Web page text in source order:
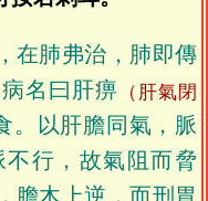
在肺弗治，肺即傳
名曰肝痹 （肝氣閉
。以肝膽同氣，脈
行，故氣阻而脅
膽木上逆，而刑胃